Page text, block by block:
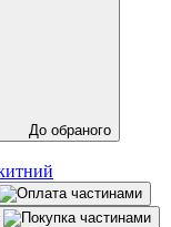
До обраного